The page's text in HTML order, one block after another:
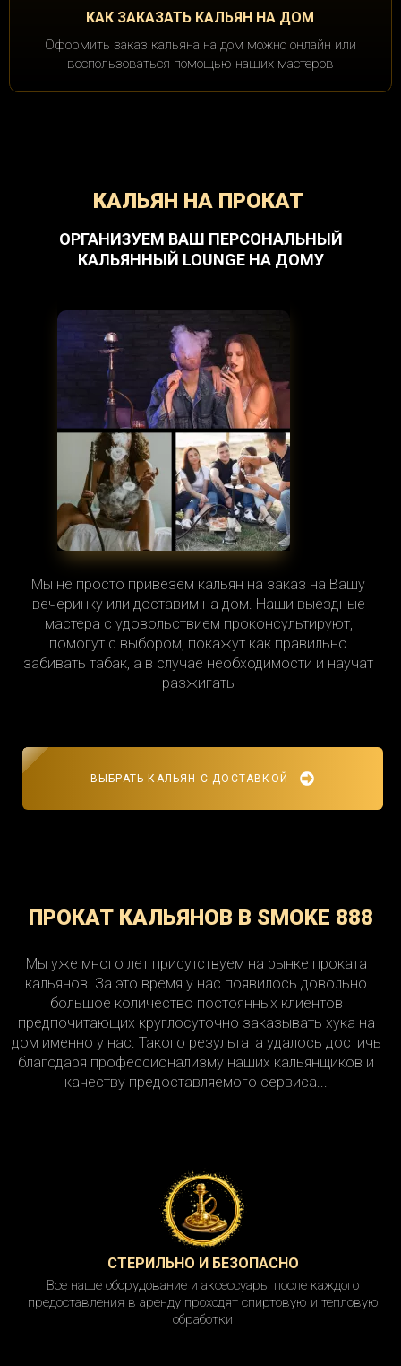
КАК ЗАКАЗАТЬ КАЛЬЯН НА ДОМ
Оформить заказ кальяна на дом можно онлайн или
воспользоваться помощью наших мастеров
КАЛЬЯН НА ПРОКАТ
ОРГАНИЗУЕМ ВАШ ПЕРСОНАЛЬНЫЙ
КАЛЬЯННЫЙ LOUNGE НА ДОМУ
Мы не просто привезем кальян на заказ на Вашу
вечеринку или доставим на дом. Наши выездные
мастера с удовольствием проконсультируют,
помогут с выбором, покажут как правильно
забивать табак, а в случае необходимости и научат
разжигать
ВЫБРАТЬ КАЛЬЯН С ДОСТАВКОЙ
ПРОКАТ КАЛЬЯНОВ В SMOKE 888
Мы уже много лет присутствуем на рынке проката
кальянов. За это время у нас появилось довольно
большое количество постоянных клиентов
предпочитающих круглосуточно заказывать хука на
дом именно у нас. Такого результата удалось достичь
благодаря профессионализму наших кальянщиков и
качеству предоставляемого сервиса...
СТЕРИЛЬНО И БЕЗОПАСНО
Все наше оборудование и аксессуары после каждого
предоставления в аренду проходят спиртовую и тепловую
обработки